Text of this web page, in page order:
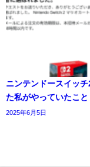
ニンテンドースイッ
た私がやっていたこと
2025年6月5日